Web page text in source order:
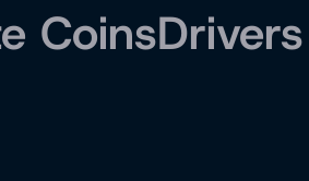
CoinsDrivers